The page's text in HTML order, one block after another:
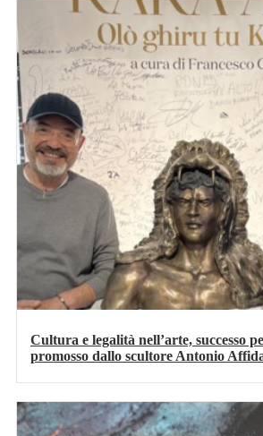
Cultura e legalità nell’arte, successo
promosso dallo scultore Antonio